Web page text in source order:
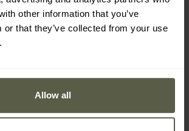
other information that you’ve
or that they’ve collected from your use
Allow all